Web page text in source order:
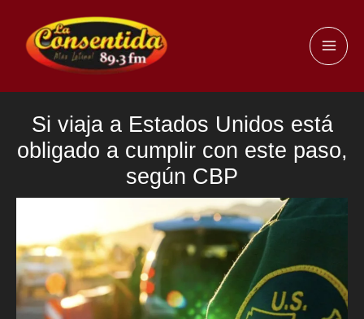
contenido
Si viaja a Estados Unidos está
obligado a cumplir con este paso,
según CBP